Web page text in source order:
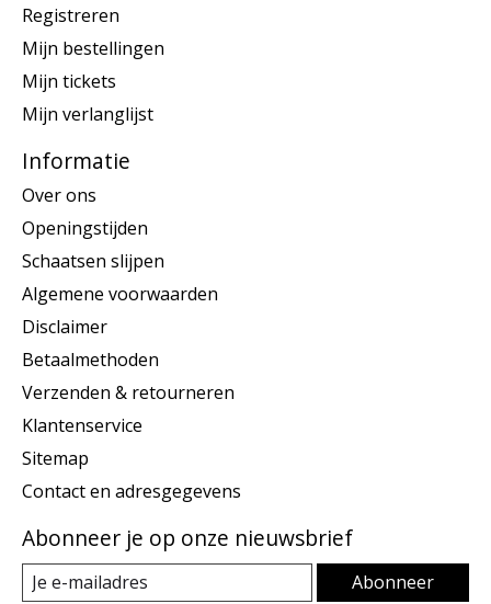
Registreren
Mijn bestellingen
Mijn tickets
Mijn verlanglijst
Informatie
Over ons
Openingstijden
Schaatsen slijpen
Algemene voorwaarden
Disclaimer
Betaalmethoden
Verzenden & retourneren
Klantenservice
Sitemap
Contact en adresgegevens
Abonneer je op onze nieuwsbrief
Abonneer